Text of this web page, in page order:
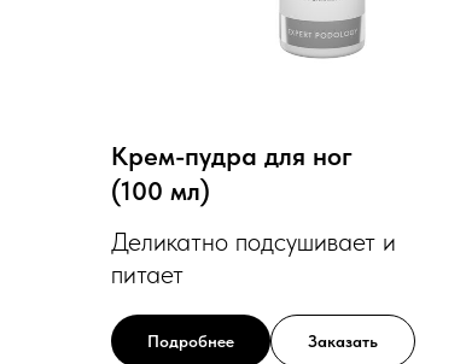
Крем-пудра для ног
(100 мл)
Деликатно подсушивает и
питает
Подробнее Заказать